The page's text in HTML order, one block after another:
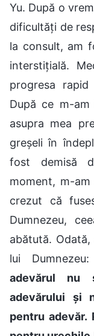
Yu. După o
dificultăți de
la consult, am
interstițială.
progresa
După ce m-
asupra mea
greșeli în
fost demisă
moment, m-
crezut că
Dumnezeu,
abătută.
lui
adevărul nu
adevărului și
pentru adevăr.